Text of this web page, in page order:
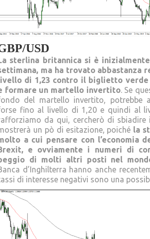
USD
sterlina britannica si è
ma ha trovato abbastanza
di 1,23 contro il biglietto
formare un martello invertito. Se
del martello invertito, potrebbe
fino al livello di 1,20 e quindi al
da qui, cercherò di
un pò di esitazione, poiché la
a cui pensare con l’economia
e ovviamente i numeri di
di molti altri posti nel
d’Inghilterra hanno anche
di interesse negativi sono una